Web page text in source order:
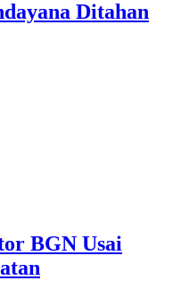
Ditahan
BGN Usai